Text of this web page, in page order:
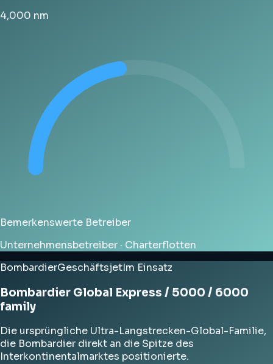
4,000 nm
Bemerkenswerte Betreiber
Unternehmensbetreiber · Charterflotten
BombardierGeschäftsjetIm Einsatz
Bombardier Global Express / 5000 / 6000
family
Die ursprüngliche Ultra-Langstrecken-Global-Familie,
die Bombardier direkt an die Spitze des
Interkontinentalmarktes positionierte.